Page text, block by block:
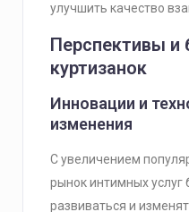
улучшить качество
Перспективы и
куртизанок
Инновации и
изменения
С увеличением
рынок интимных услуг
развиваться и